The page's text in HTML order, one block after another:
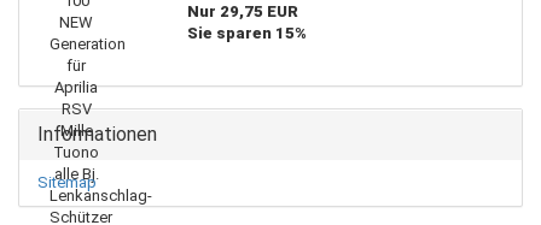
Nur 29,75 EUR
Sie sparen 15%
Informationen
Sitemap